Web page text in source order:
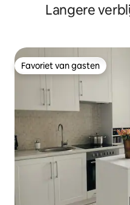
Langere
Favoriet van gasten
Favoriet van gasten